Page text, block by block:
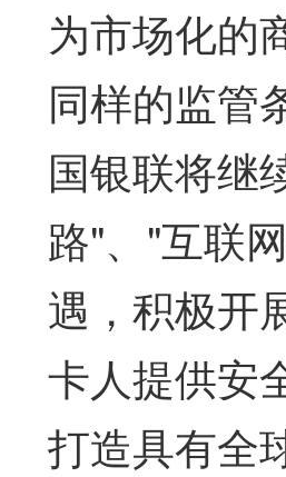
为市场化的
同样的监管
国银联将继
路"、"互联
遇，积极开
卡人提供安
打造具有全